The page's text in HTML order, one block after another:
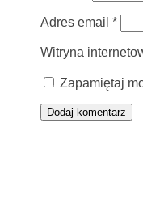
Adres email *
Witryna
Zapamiętaj